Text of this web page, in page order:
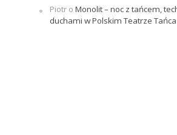
Piotro Monolit – noc z tańcem,
duchami w Polskim Teatrze Tańca